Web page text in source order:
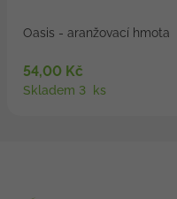
Oasis - aranžovací hmota
54,00 Kč
Skladem 3 ks